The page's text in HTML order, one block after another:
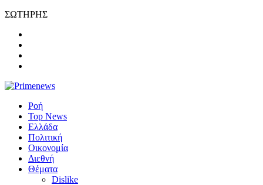
ΣΩΤΗΡΗΣ
Ροή
Top News
Ελλάδα
Πολιτική
Οικονομία
Διεθνή
Θέματα
Dislike